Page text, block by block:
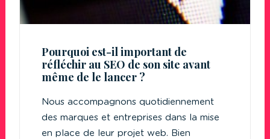
Pourquoi est-il important de
réfléchir au SEO de son site avant
même de le lancer ?
Nous accompagnons quotidiennement
des marques et entreprises dans la mise
en place de leur projet web. Bien